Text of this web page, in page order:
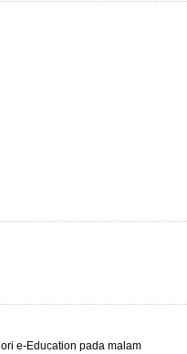
e-Education pada malam